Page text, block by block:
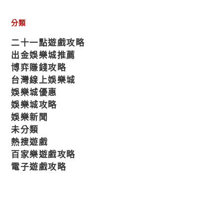
分類
二十一點遊戲攻略
出金娛樂城推薦
博弈賺錢攻略
台灣線上娛樂城
娛樂城優惠
娛樂城攻略
娛樂新聞
未分類
熱搜遊戲
百家樂遊戲攻略
電子遊戲攻略